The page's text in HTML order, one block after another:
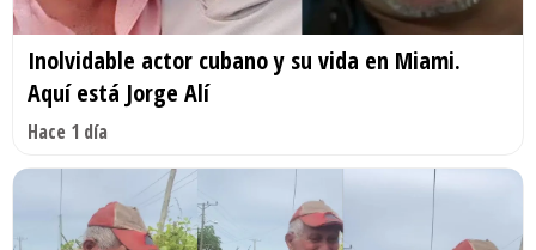
Inolvidable actor cubano y su vida en Miami.
Aquí está Jorge Alí
Hace 1 día